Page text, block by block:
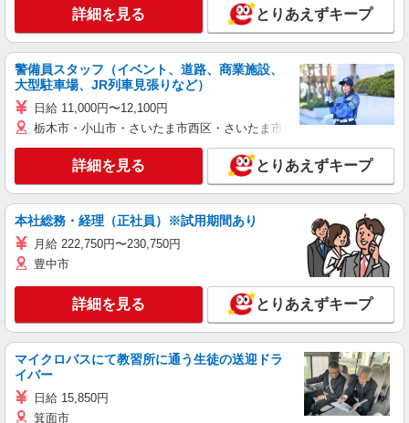
詳細を見る とりあえずキープ
警備員スタッフ（イベント、道路、商業施設、
大型駐車場、JR列車見張りなど）
日給 11,000円〜12,100円
栃木市・小山市・さいたま市西区・さいたま市岩槻区・久喜市・蓮田
詳細を見る とりあえずキープ
本社総務・経理（正社員）※試用期間あり
月給 222,750円〜230,750円
豊中市
詳細を見る とりあえずキープ
マイクロバスにて教習所に通う生徒の送迎ドラ
イバー
日給 15,850円
箕面市